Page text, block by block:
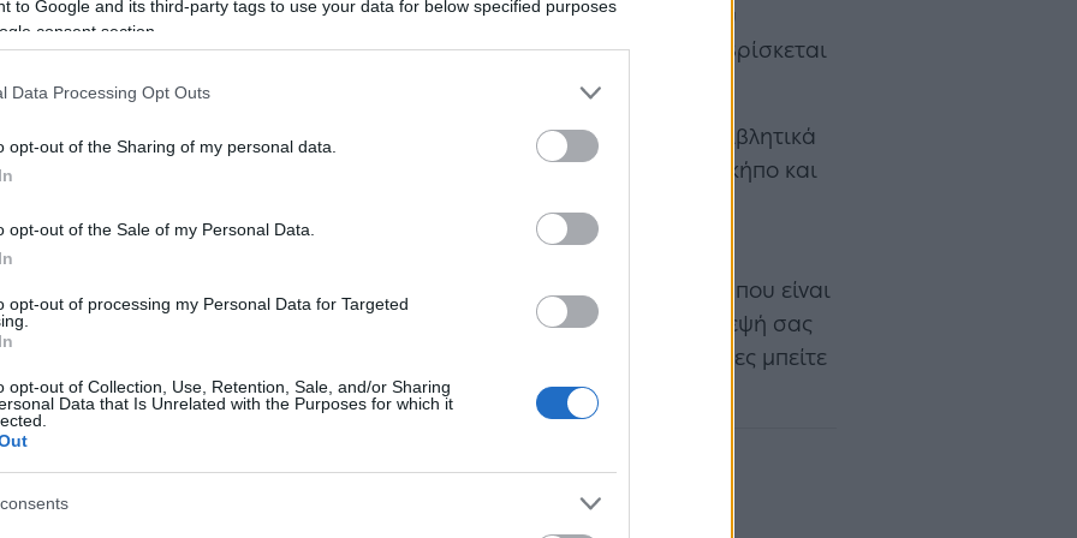
to Google and its third-party tags to use your data for below specified purposes
consent section.
Data Processing Opt Outs
opt-out of the Sharing of my personal data.
opt-out of the Sale of my Personal Data.
opt-out of processing my Personal Data for Targeted
opt-out of Collection, Use, Retention, Sale, and/or Sharing
Data that Is Unrelated with the Purposes for which it
, ένα μοναδικό κατάλυμα, πετρόχτιστο και εντυπωσιακό. Οι νικητές του
δωρεάν δύο γεύματα«Στου Δεκλερή», την εξαιρετική ταβέρνα που βρίσκεται
ένας καταπληκτικός παραδοσιακός ξενώνας, ο οποίος δεσπόζει επιβλητικά
ανάμεσα στα έλατα. Τα δωμάτια και οι σουίτες έχουν θέα στον κήπο και
για την παραδοσιακή διακόσμηση με έπιπλα από σκούρο ξύλο και
Αρχοντικό Φιαμέγκου στo
www.archontikofiamegou.gr
θα απολαύσετε δύο γεύματα στη θρυλική ταβέρνα«Στου Δεκλερή»
που είναι
τις αγνές πρώτες ύλες και τα παραδοσιακά εδέσματα. Με την επίσκεψή σας
μιας ιστορίας που κρατάει από το 1938! Για περισσότερες πληροφορίες μπείτε